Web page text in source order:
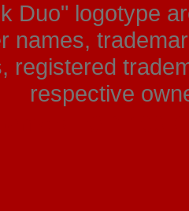
Duo" logotype
names,
registered
respective